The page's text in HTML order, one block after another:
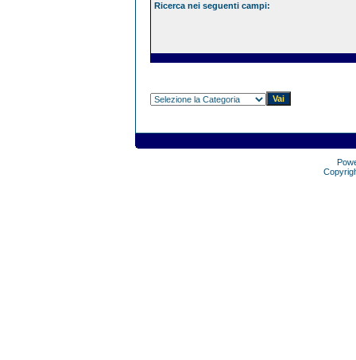
Ricerca nei seguenti campi: